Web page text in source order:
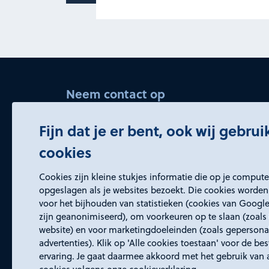
Fijn dat je er bent, ook wij
cookies
Cookies zijn kleine stukjes informatie die op je
opgeslagen als je websites bezoekt. Die cookies
voor het bijhouden van statistieken (cookies van
zijn geanonimiseerd), om voorkeuren op te slaan (zoals
website) en voor marketingdoeleinden (zoals
advertenties). Klik op 'Alle cookies toestaan' voor de
ervaring. Je gaat daarmee akkoord met het gebruik van
Neem contact op
045 5437150 (keuze 2)
Openingstijden
Wij zijn elke werkdag bereikbaar van
8:30 tot 17:00 uur.